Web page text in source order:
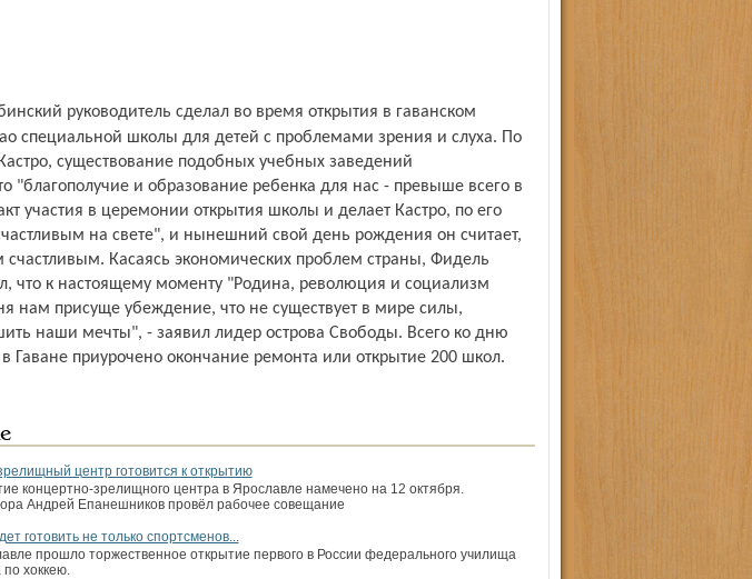
специальной школы для детей с проблемами зрения и слуха. По
существование подобных учебных заведений
"благополучие и образование ребенка для нас - превыше всего в
участия в церемонии открытия школы и делает Кастро, по его
на свете", и нынешний свой день рождения он считает,
Касаясь экономических проблем страны, Фидель
что к настоящему моменту "Родина, революция и социализм
нам присуще убеждение, что не существует в мире силы,
наши мечты", - заявил лидер острова Свободы. Всего ко дню
Гаване приурочено окончание ремонта или открытие 200 школ.
центр готовится к открытию
концертно-зрелищного цент­ра в Ярославле намечено на 12 октября.
Андрей Епанешников провёл рабочее совещание
готовить не только спортсменов...
прошло торжественное открытие первого в России федерального училища
по хоккею.